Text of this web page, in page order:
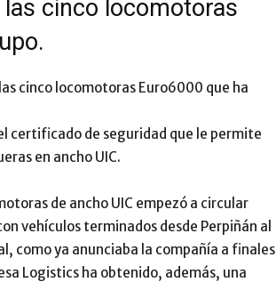
cinco locomotoras
cinco locomotoras Euro6000 que ha
certificado de seguridad que le permite
en ancho UIC.
de ancho UIC empezó a circular
vehículos terminados desde Perpiñán al
como ya anunciaba la compañía a finales
Logistics ha obtenido, además, una